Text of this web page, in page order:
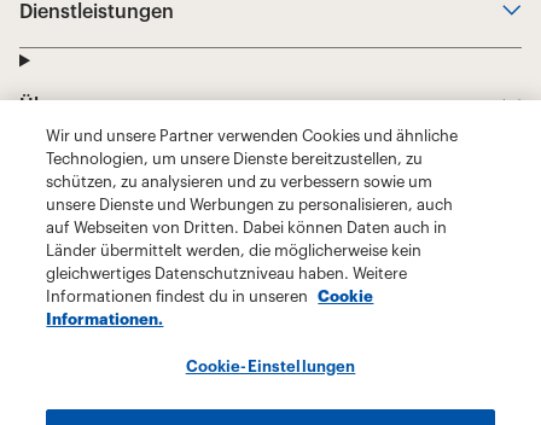
Wir und unsere Partner verwenden Cookies und ähnliche
Technologien, um unsere Dienste bereitzustellen, zu
schützen, zu analysieren und zu verbessern sowie um
unsere Dienste und Werbungen zu personalisieren, auch
auf Webseiten von Dritten. Dabei können Daten auch in
Länder übermittelt werden, die möglicherweise kein
gleichwertiges Datenschutzniveau haben. Weitere
Informationen findest du in unseren
Cookie
Informationen.
Cookie-Einstellungen